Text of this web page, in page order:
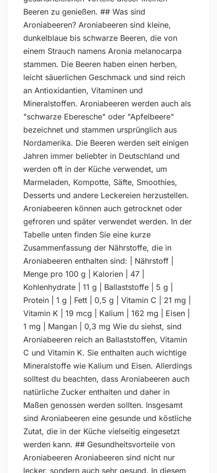
Beeren zu genießen. ## Was sind
Aroniabeeren? Aroniabeeren sind kleine,
dunkelblaue bis schwarze Beeren, die von
einem Strauch namens Aronia melanocarpa
stammen. Die Beeren haben einen herben,
leicht säuerlichen Geschmack und sind reich
an Antioxidantien, Vitaminen und
Mineralstoffen. Aroniabeeren werden auch als
"schwarze Eberesche" oder "Apfelbeere"
bezeichnet und stammen ursprünglich aus
Nordamerika. Die Beeren werden seit einigen
Jahren immer beliebter in Deutschland und
werden oft in der Küche verwendet, um
Marmeladen, Kompotte, Säfte, Smoothies,
Desserts und andere Leckereien herzustellen.
Aroniabeeren können auch getrocknet oder
gefroren und später verwendet werden. In der
Tabelle unten finden Sie eine kurze
Zusammenfassung der Nährstoffe, die in
Aroniabeeren enthalten sind: | Nährstoff |
Menge pro 100 g | Kalorien | 47 |
Kohlenhydrate | 11 g | Ballaststoffe | 5 g |
Protein | 1 g | Fett | 0,5 g | Vitamin C | 21 mg |
Vitamin K | 19 mcg | Kalium | 162 mg | Eisen |
1 mg | Mangan | 0,3 mg Wie du siehst, sind
Aroniabeeren reich an Ballaststoffen, Vitamin
C und Vitamin K. Sie enthalten auch wichtige
Mineralstoffe wie Kalium und Eisen. Allerdings
solltest du beachten, dass Aroniabeeren auch
natürliche Zucker enthalten und daher in
Maßen genossen werden sollten. Insgesamt
sind Aroniabeeren eine gesunde und köstliche
Zutat, die in der Küche vielseitig eingesetzt
werden kann. ## Gesundheitsvorteile von
Aroniabeeren Aroniabeeren sind nicht nur
lecker, sondern auch sehr gesund. In diesem